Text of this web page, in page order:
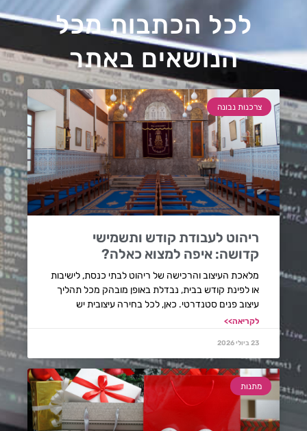
לכל הכתבות מכל
הנושאים באתר
צרכנות נבונה
ריהוט לעבודת קודש ותשמישי
קדושה: איפה למצוא כאלה?
מלאכת העיצוב והרכישה של ריהוט לבתי כנסת, לישיבות
או לפינת קודש בבית, נבדלת באופן מובהק מכל תהליך
עיצוב פנים סטנדרטי. כאן, לכל בחירה עיצובית יש
לקריאה>>
23 ביולי 2026
מתנות